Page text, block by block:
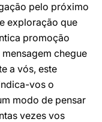
pelo próximo
exploração que
promoção
chegue
a vós, este
vos o
modo de pensar
vezes vos